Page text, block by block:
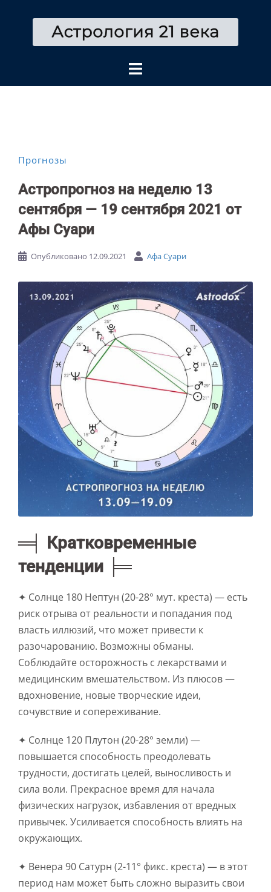
содержимому
Прогнозы
Астропрогноз на неделю 13
сентября — 19 сентября 2021 от
Афы Суари
Опубликовано 12.09.2021 Афа Суари
═╡ Кратковременные
тенденции ╞═
✦ Солнце 180 Нептун (20-28° мут. креста) — есть
риск отрыва от реальности и попадания под
власть иллюзий, что может привести к
разочарованию. Возможны обманы.
Соблюдайте осторожность с лекарствами и
медицинским вмешательством. Из плюсов —
вдохновение, новые творческие идеи,
сочувствие и сопереживание.
✦ Солнце 120 Плутон (20-28° земли) —
повышается способность преодолевать
трудности, достигать целей, выносливость и
сила воли. Прекрасное время для начала
физических нагрузок, избавления от вредных
привычек. Усиливается способность влиять на
окружающих.
✦ Венера 90 Сатурн (2-11° фикс. креста) — в этот
период нам может быть сложно выразить свои